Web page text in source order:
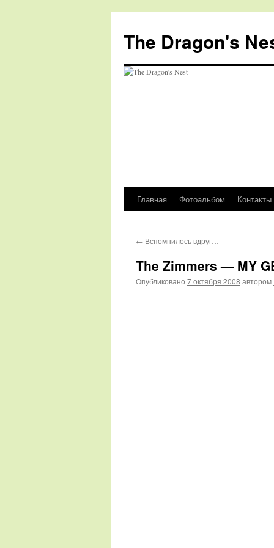
The Dragon's
Перейти
содержимому
Главная Фотоальбом Контакты
← Вспомнилось вдруг…
The Zimmers — MY
Опубликовано 7 октября 2008 автором